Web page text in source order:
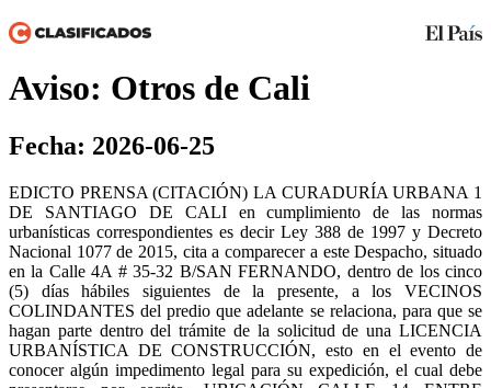
Aviso: Otros de Cali
Fecha: 2026-06-25
EDICTO PRENSA (CITACIÓN) LA CURADURÍA URBANA 1
DE SANTIAGO DE CALI en cumplimiento de las normas
urbanísticas correspondientes es decir Ley 388 de 1997 y Decreto
Nacional 1077 de 2015, cita a comparecer a este Despacho, situado
en la Calle 4A # 35-32 B/SAN FERNANDO, dentro de los cinco
(5) días hábiles siguientes de la presente, a los VECINOS
COLINDANTES del predio que adelante se relaciona, para que se
hagan parte dentro del trámite de la solicitud de una LICENCIA
URBANÍSTICA DE CONSTRUCCIÓN, esto en el evento de
conocer algún impedimento legal para su expedición, el cual debe